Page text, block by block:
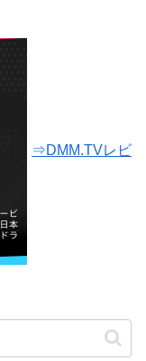
⇒DMM.TVレビ